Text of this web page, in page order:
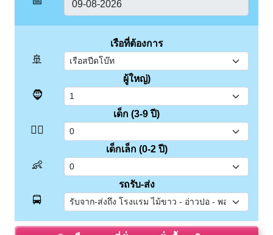
เรือที่ต้องการ
🚢
ผู้ใหญ่)
🧔
เด็ก (3-9 ปี)
👱‍♂️
เด็กเล็ก (0-2 ปี)
👶
รถรับ-ส่ง
🚍